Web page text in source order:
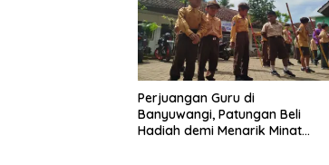
Perjuangan Guru di
Banyuwangi, Patungan Beli
Hadiah demi Menarik Minat